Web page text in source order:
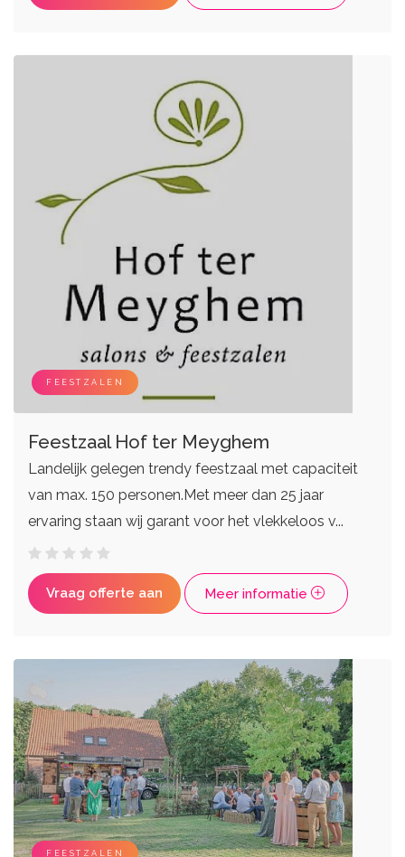
FEESTZALEN
Feestzaal Hof ter Meyghem
Landelijk gelegen trendy feestzaal met capaciteit
van max. 150 personen.Met meer dan 25 jaar
ervaring staan wij garant voor het vlekkeloos v...
Vraag offerte aan Meer informatie
FEESTZALEN